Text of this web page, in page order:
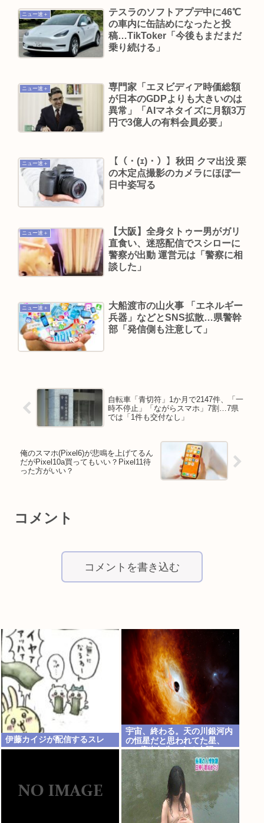
たの？
【急募】バスタブの水アカ落とす最強のやつ
最新の吉澤ひとみさん、元気そう
組に出演も、ひろゆきの様子がおかしいと話題
に…
佐藤二朗、胸中吐露「”ほんとうのこと”を僕の口
NHKさん、女がいかにイージーモードかをわかり
やすく放映してしまうwww
ニュー速＋
テスラのソフトアプデ中に46℃
の車内に缶詰めになったと投
稿…TikToker「今後もまだまだ
乗り続ける」
ニュー速＋
専門家「エヌビディア時価総額
が日本のGDPよりも大きいのは
異常」「AIマネタイズに月額3万
円で3億人の有料会員必要」
ニュー速＋
【（・(ｪ)・）】秋田 クマ出没 栗
の木定点撮影のカメラにほぼ一
日中姿写る
ニュー速＋
【大阪】全身タトゥー男がガリ
直食い、迷惑配信でスシローに
警察が出動 運営元は「警察に相
談した」
ニュー速＋
大船渡市の山火事 「エネルギー
兵器」などとSNS拡散…県警幹
部「発信側も注意して」
自転車「青切符」1か月で2147件、「一
時不停止」「ながらスマホ」7割…7県
では「1件も交付なし」
俺のスマホ(Pixel6)が悲鳴を上げてるん
だがPixel10a買ってもいい？Pixel11待
った方がいい？
コメント
コメントを書き込む
伊藤カイジが配信するスレ
宇宙、終わる。天の川銀河内
の恒星だと思われてた星、
120億光年先にある太陽の
500兆倍明るい星だと判明。